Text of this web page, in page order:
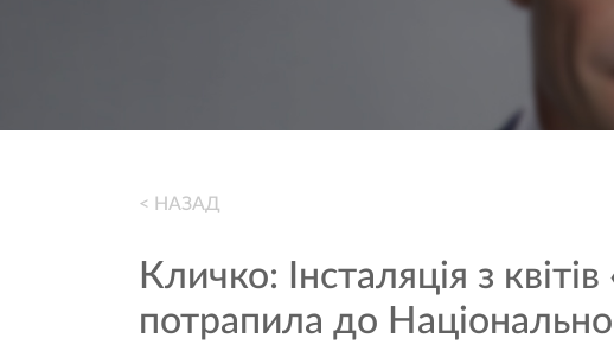
< НАЗАД
Кличко: Інсталяція з
потрапила до